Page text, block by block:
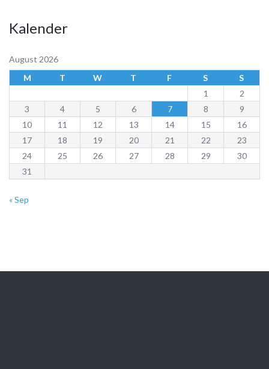
Kalender
August 2026
M
T W T F S
S
1
2
3
4 5 6 7 8
9
10
11 12 13 14 15
16
17
18 19 20 21 22
23
24
25 26 27 28 29
30
31
« Sep